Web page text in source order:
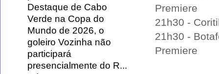
Premiere
21h30 -
21h30 -
Premiere
Destaque de Cabo
Verde na Copa do
Mundo de 2026, o
goleiro Vozinha não
participará
presencialmente do R...